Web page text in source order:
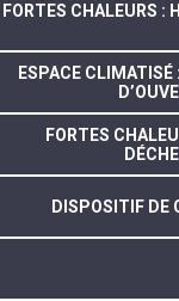
FORTES CHALEURS :
ESPACE CLIMATISÉ
FORTES
DISPOSITIF DE